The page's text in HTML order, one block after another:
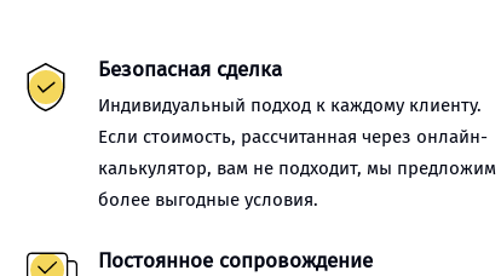
Безопасная сделка
Индивидуальный подход к каждому клиенту.
Если стоимость, рассчитанная через онлайн-
калькулятор, вам не подходит, мы предложим
более выгодные условия.
Постоянное сопровождение